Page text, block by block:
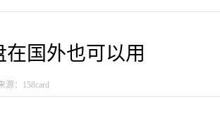
在国外也可以用
源：158card